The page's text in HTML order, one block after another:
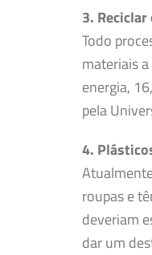
3.
Todo
materiais
energia,
pela
4.
roupas e
deveriam
dar um